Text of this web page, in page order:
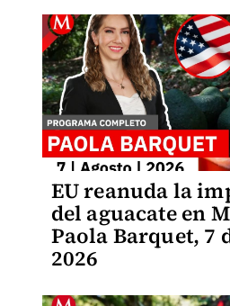
EU reanuda la
del aguacate en
Paola Barquet, 7
2026